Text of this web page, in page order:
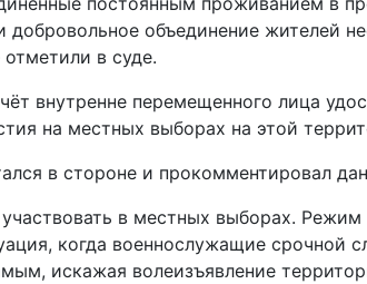
объединение жителей
в суде.
внутренне перемещенного лица
на местных выборах на этой
в стороне и прокомментировал
в местных выборах.
когда военнослужащие
искажая волеизъявление